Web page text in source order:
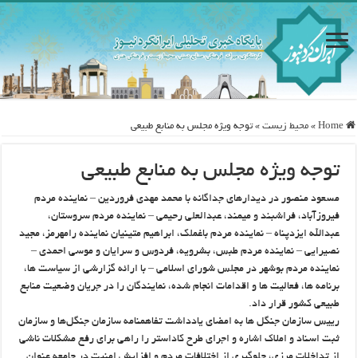
Home
» محيط زيست » توجه ویژه مجلس به منابع طبیعی
توجه ویژه مجلس به منابع طبیعی
مسعود منصور در دیدارهای جداگانه با محمد ‏مهدی فروردین – نماینده مردم
فیروزآباد، فراشبند و میمند، عبدالعلی رحیمی – نماینده مردم سروستان،
عبدالله ‏ایزدپناه – نماینده مردم باغملک، ابراهیم متینیان نماینده رامهرمز، مجید
نصیرایی – نماینده مردم طبس، بشرویه، ‏فردوس و سرایان و موسی احمدی –
نماینده مردم بوشهر در مجلس شورای اسلامی – با ارائه گزارشی از سیاست ‏ها،
برنامه ها، فعالیت ها و اقدامات انجام شده، نمایندگان را در جریان وضعیت منابع
طبیعی کشور قرار داد‎.‎
رییس سازمان جنگل ها به امضای یادداشت تفاهمنامه سازمان جنگل‌ها و سازمان
ثبت اسناد و املاک اشاره و ‏اجرای طرح کاداستر را راهی برای رفع مشکلات ناشی